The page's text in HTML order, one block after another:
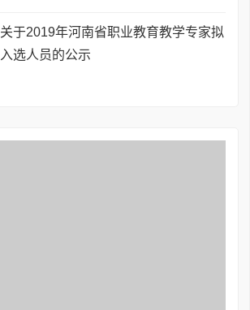
关于2019年河南省职业教育教学专家拟
入选人员的公示